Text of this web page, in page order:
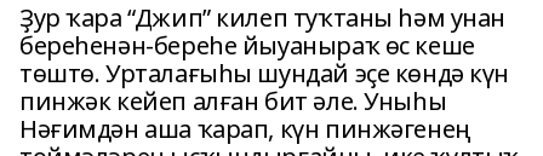
Ҙур ҡара “Джип” килеп туҡтаны һәм унан
береһенән-береһе йыуаныраҡ өс кеше
төштө. Урталағыһы шундай эҫе көндә күн
пинжәк кейеп алған бит әле. Уныһы
Нәғимдән аша ҡарап, күн пинжәгенең